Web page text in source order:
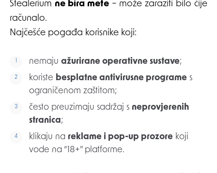
Stealerium ne bira mete– može zaraziti bilo čije
računalo.
Najčešće pogađa korisnike koji:
nemaju ažurirane operativne sustave;
koriste besplatne antivirusne programe s
ograničenom zaštitom;
često preuzimaju sadržaj s neprovjerenih
stranica;
klikaju na reklame i pop-up prozore koji
vode na “18+” platforme.